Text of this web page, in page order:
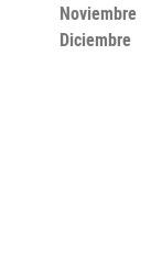
Noviembre
Diciembre